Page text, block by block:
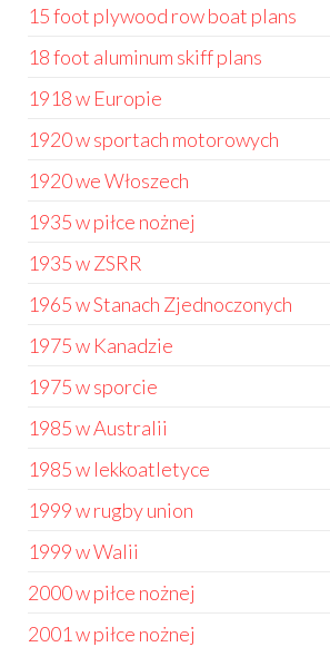
15 foot plywood row boat plans
18 foot aluminum skiff plans
1918 w Europie
1920 w sportach motorowych
1920 we Włoszech
1935 w piłce nożnej
1935 w ZSRR
1965 w Stanach Zjednoczonych
1975 w Kanadzie
1975 w sporcie
1985 w Australii
1985 w lekkoatletyce
1999 w rugby union
1999 w Walii
2000 w piłce nożnej
2001 w piłce nożnej